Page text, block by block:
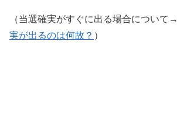
（当選確実がすぐに出る場合について→
実が出るのは何故？ ）